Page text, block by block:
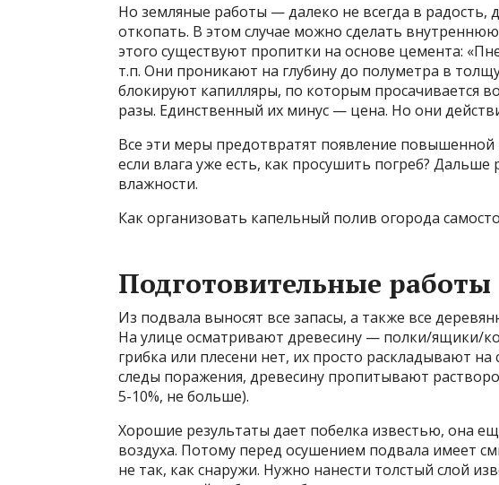
Но земляные работы — далеко не всегда в радость,
откопать. В этом случае можно сделать
этого существуют пропитки на основе цемента:
т.п. Они проникают на глубину до полуметра в
блокируют капилляры, по которым просачивается
разы. Единственный их минус — цена. Но они
Все эти меры предотвратят появление
если влага уже есть, как просушить погреб?
влажности.
Как организовать капельный полив огорода
Подготовительные работы
Из подвала выносят все запасы, а также все
На улице осматривают древесину — полки/ящики/
грибка или плесени нет, их просто раскладывают
следы поражения, древесину пропитывают
5-10%, не больше).
Хорошие результаты дает побелка известью, она
воздуха. Потому перед осушением подвала имеет
не так, как снаружи. Нужно нанести толстый слой